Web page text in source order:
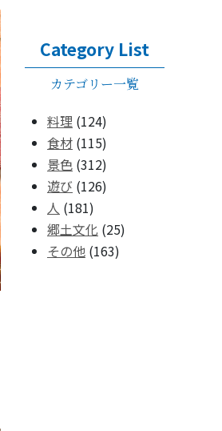
Category List
カテゴリー一覧
料理 (124)
食材 (115)
景色 (312)
遊び (126)
人 (181)
郷土文化 (25)
その他 (163)